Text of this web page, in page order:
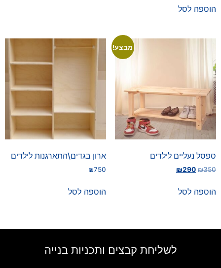
הוספה לסל
מבצע!
ספסל נעליים לילדים
₪350
₪290
הוספה לסל
ארון בגדים\התארגנות לילדים
₪750
הוספה לסל
לשליחת קבצים ותכניות בנייה